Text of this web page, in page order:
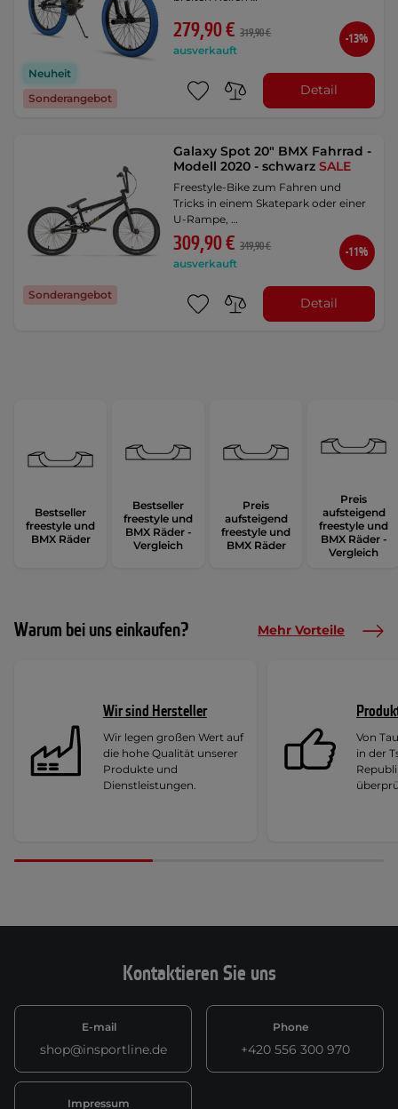
Neuheit
Sonderangebot
279,90 € 319,90 €
ausverkauft
-13%
Detail
Sonderangebot
Galaxy Spot 20" BMX Fahrrad -
Modell 2020 - schwarzSALE
Freestyle-Bike zum Fahren und
Tricks in einem Skatepark oder einer
U-Rampe, …
309,90 € 349,90 €
ausverkauft
-11%
Detail
Bestseller
freestyle und
BMX Räder
Bestseller
freestyle und
BMX Räder -
Vergleich
Preis
aufsteigend
freestyle und
BMX Räder
Preis
aufsteigend
freestyle und
BMX Räder -
Vergleich
Warum bei uns einkaufen? Mehr Vorteile
Wir sind Hersteller
Wir legen großen Wert auf
die hohe Qualität unserer
Produkte und
Dienstleistungen.
Von
in der
Kontaktieren Sie uns
E-mail
shop@insportline.de
Phone
+420 556 300 970
Impressum